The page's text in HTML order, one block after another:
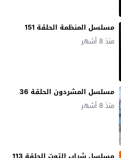
مسلسل المنظمة الحلقة 151
منذ 8 أشهر
مسلسل المشردون الحلقة 36
منذ 8 أشهر